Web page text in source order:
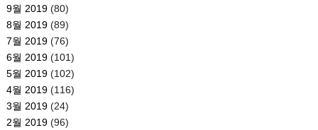
9월 2019(80)
8월 2019(89)
7월 2019(76)
6월 2019(101)
5월 2019(102)
4월 2019(116)
3월 2019(24)
2월 2019(96)